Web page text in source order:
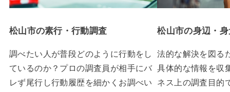
松山市の素行・行動調査
調べたい人が普段どのように行動をし
ているのか？プロの調査員が相手にバ
レず尾行し行動履歴を細かくお調べい
松山市の身辺・
法的な解決を図る
具体的な情報を収
ネス上の調査目的